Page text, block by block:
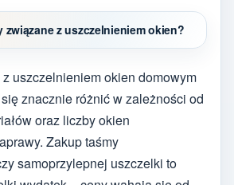
związane z uszczelnieniem okien?
uszczelnieniem okien domowym
znacznie różnić w zależności od
oraz liczby okien
Zakup taśmy
samoprzylepnej uszczelki to